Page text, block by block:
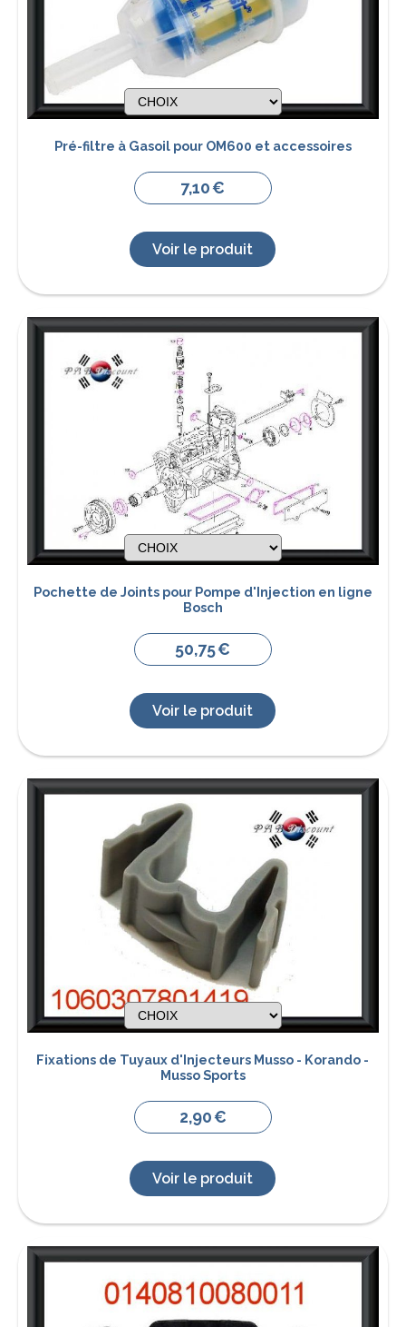
Pré-filtre à Gasoil pour OM600 et accessoires
7,10€
Voir le produit
Pochette de Joints pour Pompe d'Injection en ligne
Bosch
50,75€
Voir le produit
Fixations de Tuyaux d'Injecteurs Musso - Korando -
Musso Sports
2,90€
Voir le produit